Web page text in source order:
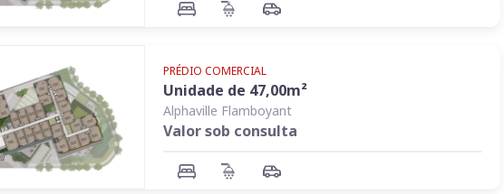
PRÉDIO COMERCIAL
Unidade de 47,00m²
Alphaville Flamboyant
Valor sob consulta